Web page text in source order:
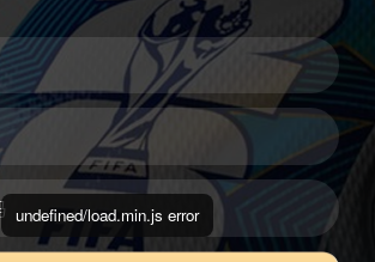
undefined/load.min.js error